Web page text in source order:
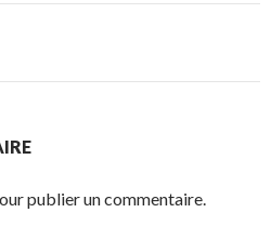
publier un commentaire.